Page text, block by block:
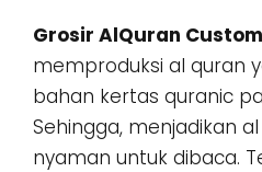
Grosir AlQuran
memproduksi al quran
bahan kertas quranic
Sehingga, menjadikan
nyaman untuk dibaca.